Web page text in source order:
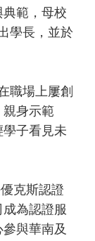
範，母校
學長，並於
場上屢創
身示範
學子看見未
克斯認證
成為認證服
與華南及